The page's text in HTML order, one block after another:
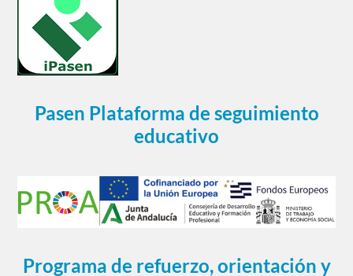
Pasen Plataforma de seguimiento
educativo
Programa de refuerzo, orientación y